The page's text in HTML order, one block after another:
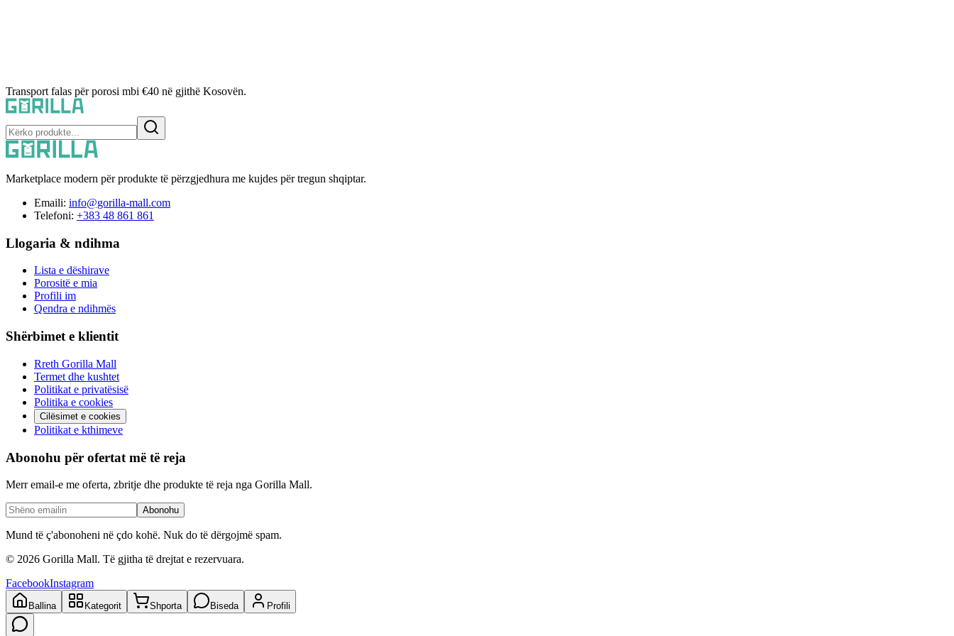
Transport falas për porosi mbi €40 në gjithë Kosovën.
Marketplace modern për produkte të përzgjedhura me kujdes për tregun shqiptar.
Emaili: info@gorilla-mall.com
Telefoni: +383 48 861 861
Llogaria & ndihma
Lista e dëshirave
Porositë e mia
Profili im
Qendra e ndihmës
Shërbimet e klientit
Rreth Gorilla Mall
Termet dhe kushtet
Politikat e privatësisë
Politika e cookies
Cilësimet e cookies
Politikat e kthimeve
Abonohu për ofertat më të reja
Merr email-e me oferta, zbritje dhe produkte të reja nga Gorilla Mall.
Abonohu
Mund të ç'abonoheni në çdo kohë. Nuk do të dërgojmë spam.
© 2026 Gorilla Mall. Të gjitha të drejtat e rezervuara.
FacebookInstagram
Ballina Kategorit Shporta Biseda Profili